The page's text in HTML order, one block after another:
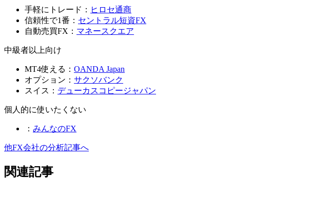
手軽にトレード： ヒロセ通商
信頼性で1番： セントラル短資FX
自動売買FX： マネースクエア
中級者以上向け
MT4使える： OANDA Japan
オプション： サクソバンク
スイス： デューカスコピージャパン
個人的に使いたくない
： みんなのFX
他FX会社の分析記事へ
関連記事